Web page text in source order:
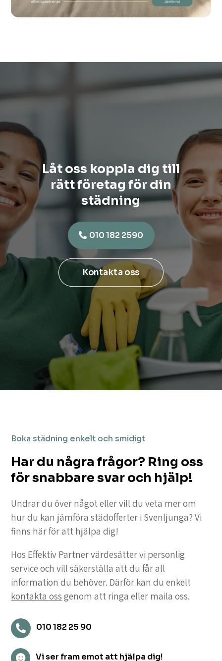
Låt oss koppla dig till
rätt företag för din
städning
010 182 2590
Kontakta oss
Boka städning enkelt och smidigt
Har du några frågor? Ring oss
för snabbare svar och hjälp!
Undrar du över något eller vill du veta mer om
hur du kan jämföra städofferter i Svenljunga? Vi
finns här för att hjälpa dig!
Hos Effektiv Partner värdesätter vi personlig
service och vill säkerställa att du får all
information du behöver. Därför kan du enkelt
kontakta oss genom att ringa eller maila oss.
 010 182 25 90
 Vi ser fram emot att hjälpa dig!